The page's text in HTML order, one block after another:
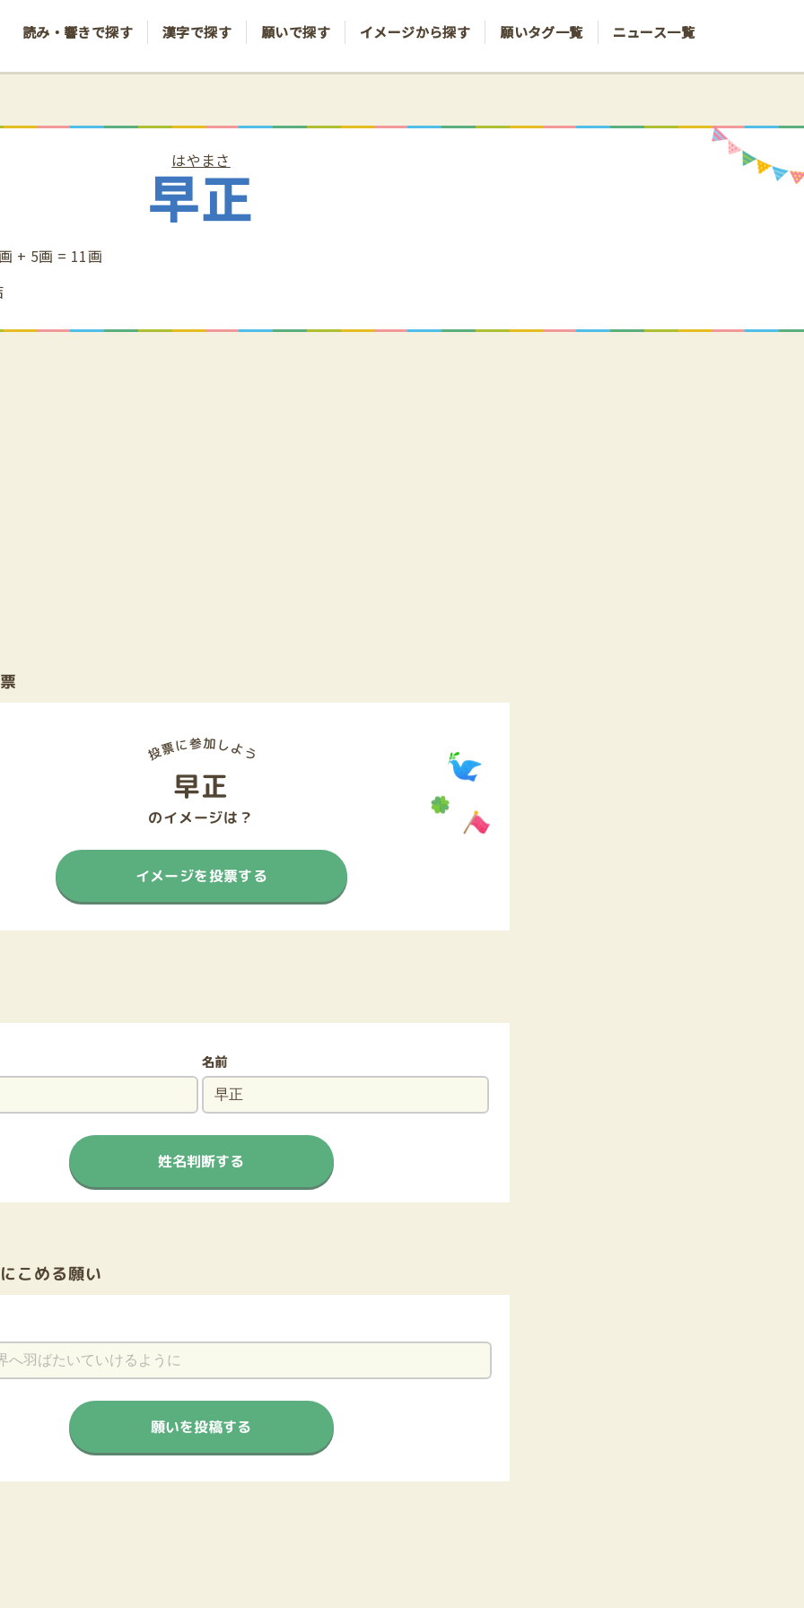
読み・響きで探す 漢字で探す 願いで探す イメージから探す 願いタグ一覧 ニュース一覧
はやまさ
早正
+ 5画 = 11画
早正
のイメージは？
イメージを投票する
名前
姓名判断する
こめる願い
願いを投稿する